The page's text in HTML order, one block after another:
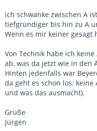
ich schwanke zwischen A
tiefgründiger bis hin zu A
Wenn es mir keiner
Von Technik habe ich
ab, was da jetzt wie in den
Hinten jedenfalls war
da geht es schon los:
und was das ausmacht).
Grüße
Jürgen